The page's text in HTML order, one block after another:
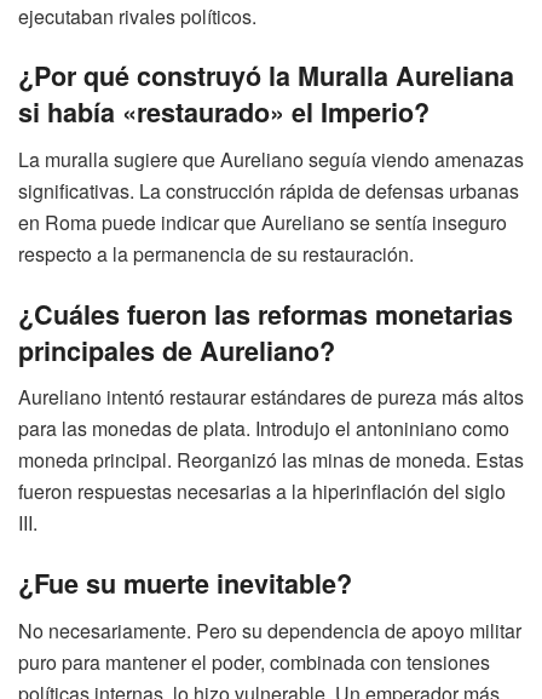
ejecutaban rivales políticos.
¿Por qué construyó la Muralla Aureliana
si había «restaurado» el Imperio?
La muralla sugiere que Aureliano seguía viendo amenazas
significativas. La construcción rápida de defensas urbanas
en Roma puede indicar que Aureliano se sentía inseguro
respecto a la permanencia de su restauración.
¿Cuáles fueron las reformas monetarias
principales de Aureliano?
Aureliano intentó restaurar estándares de pureza más altos
para las monedas de plata. Introdujo el antoniniano como
moneda principal. Reorganizó las minas de moneda. Estas
fueron respuestas necesarias a la hiperinflación del siglo
III.
¿Fue su muerte inevitable?
No necesariamente. Pero su dependencia de apoyo militar
puro para mantener el poder, combinada con tensiones
políticas internas, lo hizo vulnerable. Un emperador más